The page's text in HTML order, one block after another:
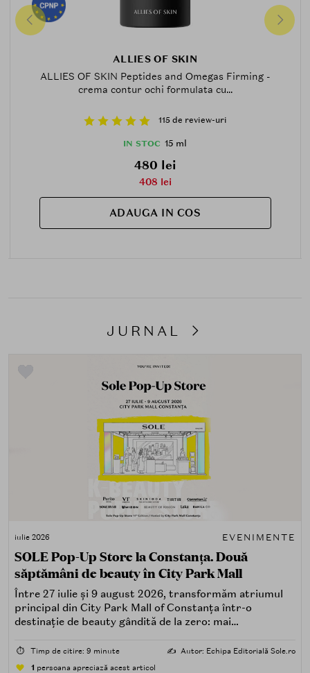
ALLIES OF SKIN
ALLIES OF SKIN Peptides and Omegas Firming -
crema contur ochi formulata cu...
115 de review-uri
IN STOC 15 ml
480 lei
408 lei
ADAUGA IN COS
JURNAL
iulie 2026 EVENIMENTE
SOLE Pop-Up Store la Constanța. Două
săptămâni de beauty în City Park Mall
Între 27 iulie și 9 august 2026, transformăm atriumul
principal din City Park Mall of Constanța într-o
destinație de beauty gândită de la zero: mai
care îți place, de fapt, să descoperi produse — testând,
atingând, comparând, întrebând.
⏱️ Timp de citire: 9 minute ✍️ Autor: Echipa Editorială Sole.ro
1 persoana apreciază acest articol